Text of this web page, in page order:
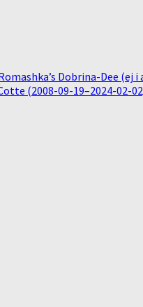
Dobrina-Dee (ej
(2008-09-19–2024-02-